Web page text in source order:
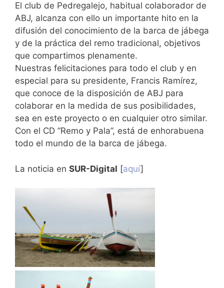
El club de Pedregalejo, habitual colaborador de
ABJ, alcanza con ello un importante hito en la
difusión del conocimiento de la barca de jábega
y de la práctica del remo tradicional, objetivos
que compartimos plenamente.
Nuestras felicitaciones para todo el club y en
especial para su presidente, Francis Ramírez,
que conoce de la disposición de ABJ para
colaborar en la medida de sus posibilidades,
sea en este proyecto o en cualquier otro similar.
Con el CD ”Remo y Pala”, está de enhorabuena
todo el mundo de la barca de jábega.
La noticia en SUR-Digital [aquí]